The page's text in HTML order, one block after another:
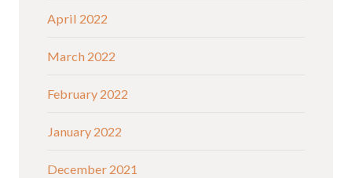
April 2022
March 2022
February 2022
January 2022
December 2021